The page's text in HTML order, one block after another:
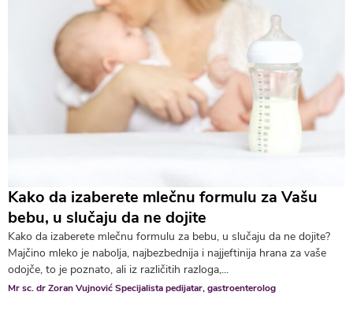
Kako da izaberete mlečnu formulu za Vašu
bebu, u slučaju da ne dojite
Kako da izaberete mlečnu formulu za bebu, u slučaju da ne dojite?
Majčino mleko je nabolja, najbezbednija i najjeftinija hrana za vaše
odojče, to je poznato, ali iz različitih razloga,...
Mr sc. dr Zoran Vujnović Specijalista pedijatar, gastroenterolog